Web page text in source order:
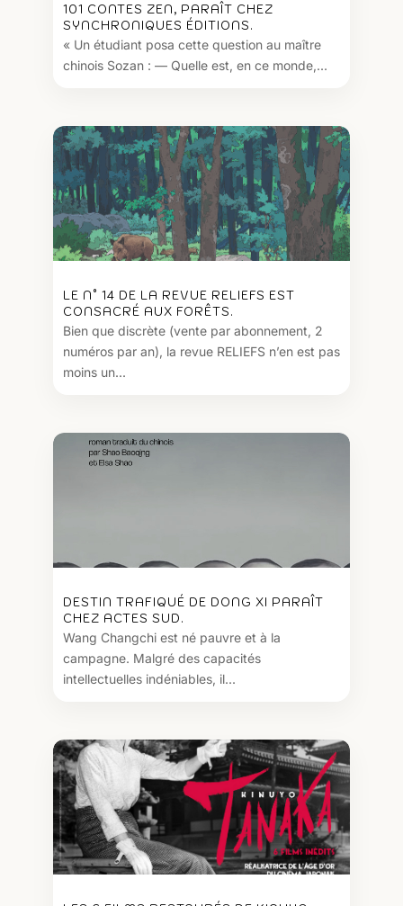
101 CONTES ZEN, PARAÎT CHEZ
SYNCHRONIQUES ÉDITIONS.
« Un étudiant posa cette question au maître
chinois Sozan : — Quelle est, en ce monde,...
LE N° 14 DE LA REVUE RELIEFS EST
CONSACRÉ AUX FORÊTS.
Bien que discrète (vente par abonnement, 2
numéros par an), la revue RELIEFS n’en est pas
moins un...
DESTIN TRAFIQUÉ DE DONG XI PARAÎT
CHEZ ACTES SUD.
Wang Changchi est né pauvre et à la
campagne. Malgré des capacités
intellectuelles indéniables, il...